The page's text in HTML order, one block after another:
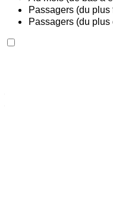
Passagers (du
Passagers (du